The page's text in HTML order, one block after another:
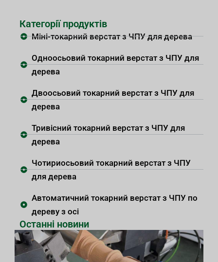
Категорії продуктів
Міні-токарний верстат з ЧПУ для дерева
Одноосьовий токарний верстат з ЧПУ для
дерева
Двоосьовий токарний верстат з ЧПУ для
дерева
Тривісний токарний верстат з ЧПУ для
дерева
Чотириосьовий токарний верстат з ЧПУ
для дерева
Автоматичний токарний верстат з ЧПУ по
дереву з осі
Останні новини